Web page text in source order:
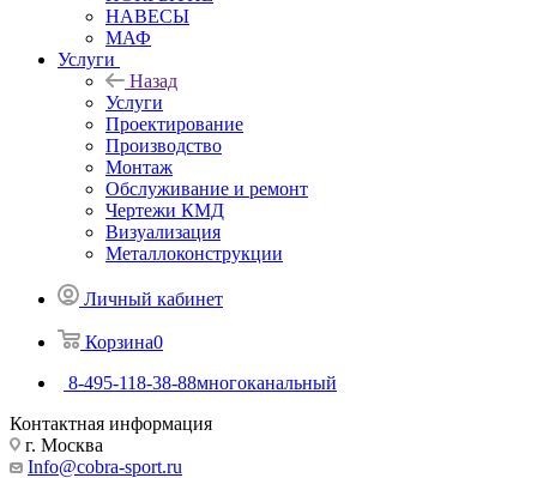
НАВЕСЫ
МАФ
Услуги
Назад
Услуги
Проектирование
Производство
Монтаж
Обслуживание и ремонт
Чертежи КМД
Визуализация
Металлоконструкции
Личный кабинет
Корзина0
8-495-118-38-88многоканальный
Контактная информация
г. Москва
Info@cobra-sport.ru